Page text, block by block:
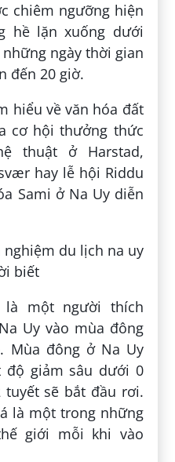
chiêm ngưỡng hiện
hề lặn xuống dưới
ngày thời gian
đến 20 giờ.
hiểu về văn hóa đất
cơ hội thưởng thức
thuật ở Harstad,
hay lễ hội Riddu
Sami ở Na Uy diễn
là một người thích
Uy vào mùa đông
Mùa đông ở Na Uy
độ giảm sâu dưới 0
tuyết sẽ bắt đầu rơi.
là một trong những
giới mỗi khi vào